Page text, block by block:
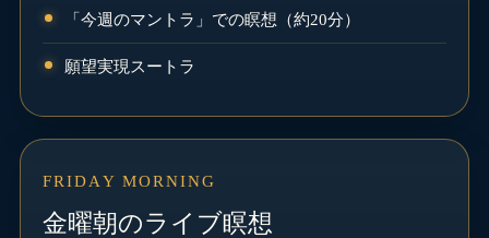
「今週のマントラ」での瞑想（約20分）
願望実現スートラ
FRIDAY MORNING
金曜朝のライブ瞑想